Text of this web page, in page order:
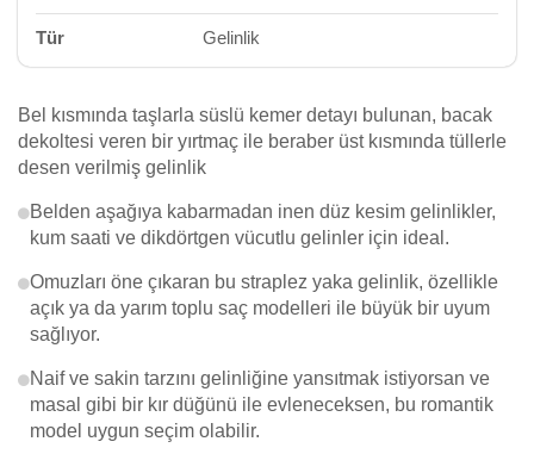
Tür Gelinlik
Bel kısmında taşlarla süslü kemer detayı bulunan, bacak
dekoltesi veren bir yırtmaç ile beraber üst kısmında tüllerle
desen verilmiş gelinlik
Belden aşağıya kabarmadan inen düz kesim gelinlikler,
kum saati ve dikdörtgen vücutlu gelinler için ideal.
Omuzları öne çıkaran bu straplez yaka gelinlik, özellikle
açık ya da yarım toplu saç modelleri ile büyük bir uyum
sağlıyor.
Naif ve sakin tarzını gelinliğine yansıtmak istiyorsan ve
masal gibi bir kır düğünü ile evleneceksen, bu romantik
model uygun seçim olabilir.